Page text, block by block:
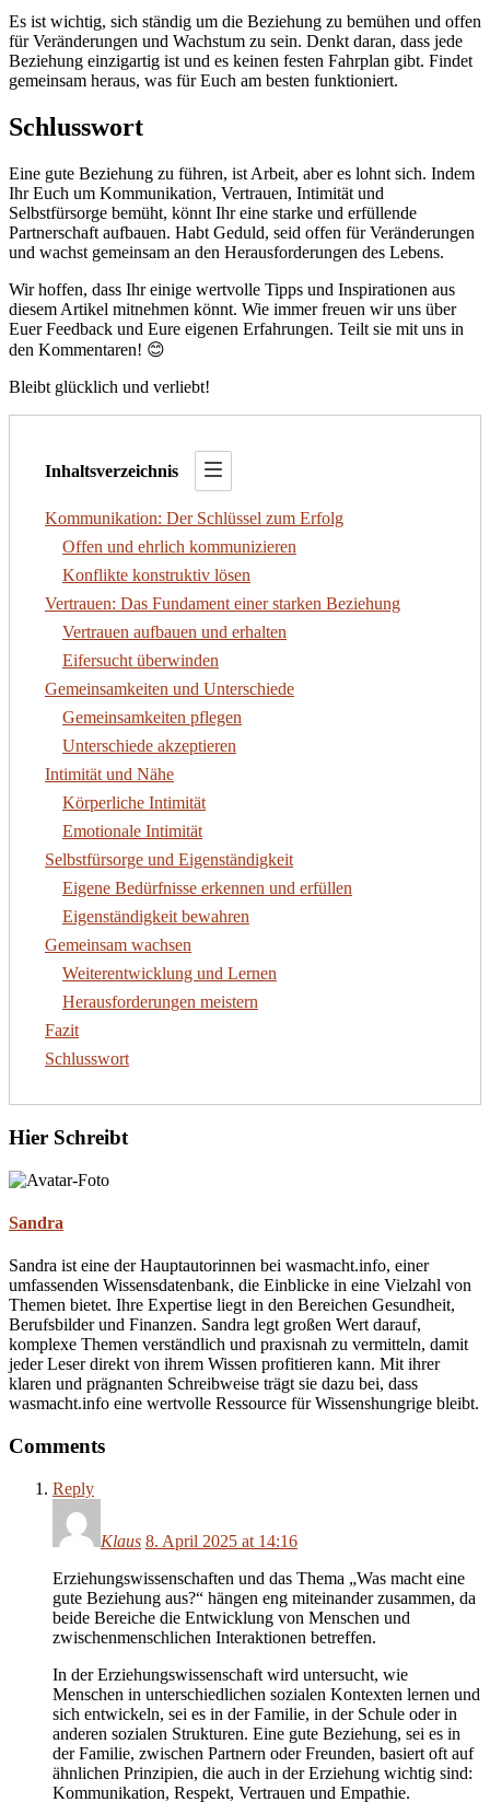
Es ist wichtig, sich ständig um die Beziehung zu bemühen und offen
für Veränderungen und Wachstum zu sein. Denkt daran, dass jede
Beziehung einzigartig ist und es keinen festen Fahrplan gibt. Findet
gemeinsam heraus, was für Euch am besten funktioniert.
Schlusswort
Eine gute Beziehung zu führen, ist Arbeit, aber es lohnt sich. Indem
Ihr Euch um Kommunikation, Vertrauen, Intimität und
Selbstfürsorge bemüht, könnt Ihr eine starke und erfüllende
Partnerschaft aufbauen. Habt Geduld, seid offen für Veränderungen
und wachst gemeinsam an den Herausforderungen des Lebens.
Wir hoffen, dass Ihr einige wertvolle Tipps und Inspirationen aus
diesem Artikel mitnehmen könnt. Wie immer freuen wir uns über
Euer Feedback und Eure eigenen Erfahrungen. Teilt sie mit uns in
den Kommentaren! 😊
Bleibt glücklich und verliebt!
Inhaltsverzeichnis
Kommunikation: Der Schlüssel zum Erfolg
Offen und ehrlich kommunizieren
Konflikte konstruktiv lösen
Vertrauen: Das Fundament einer starken Beziehung
Vertrauen aufbauen und erhalten
Eifersucht überwinden
Gemeinsamkeiten und Unterschiede
Gemeinsamkeiten pflegen
Unterschiede akzeptieren
Intimität und Nähe
Körperliche Intimität
Emotionale Intimität
Selbstfürsorge und Eigenständigkeit
Eigene Bedürfnisse erkennen und erfüllen
Eigenständigkeit bewahren
Gemeinsam wachsen
Weiterentwicklung und Lernen
Herausforderungen meistern
Fazit
Schlusswort
Hier Schreibt
Sandra
Sandra ist eine der Hauptautorinnen bei wasmacht.info, einer
umfassenden Wissensdatenbank, die Einblicke in eine Vielzahl von
Themen bietet. Ihre Expertise liegt in den Bereichen Gesundheit,
Berufsbilder und Finanzen. Sandra legt großen Wert darauf,
komplexe Themen verständlich und praxisnah zu vermitteln, damit
jeder Leser direkt von ihrem Wissen profitieren kann. Mit ihrer
klaren und prägnanten Schreibweise trägt sie dazu bei, dass
wasmacht.info eine wertvolle Ressource für Wissenshungrige bleibt.
Comments
Reply
Klaus 8. April 2025 at 14:16
Erziehungswissenschaften und das Thema „Was macht eine
gute Beziehung aus?“ hängen eng miteinander zusammen, da
beide Bereiche die Entwicklung von Menschen und
zwischenmenschlichen Interaktionen betreffen.
In der Erziehungswissenschaft wird untersucht, wie
Menschen in unterschiedlichen sozialen Kontexten lernen und
sich entwickeln, sei es in der Familie, in der Schule oder in
anderen sozialen Strukturen. Eine gute Beziehung, sei es in
der Familie, zwischen Partnern oder Freunden, basiert oft auf
ähnlichen Prinzipien, die auch in der Erziehung wichtig sind:
Kommunikation, Respekt, Vertrauen und Empathie.